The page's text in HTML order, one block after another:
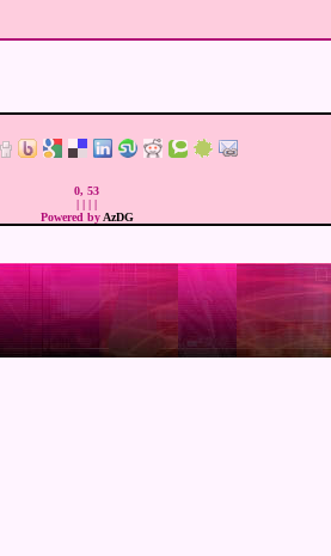
0, 53
| | | |
Powered by AzDG